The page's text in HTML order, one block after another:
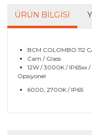
ÜRÜN BILGISI
BCM COLOMBO 112
Cam / Glass
12W / 3000K / IP65xx
Opsiyonel
6000, 2700K / IP65
Bu ürünün fiyat